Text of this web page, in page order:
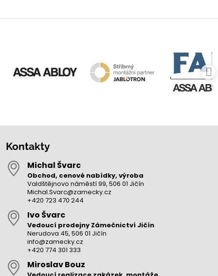
Kontakty
Michal Švarc
Obchod, cenové nabídky, výroba
Valdštějnovo náměstí 99, 506 01 Jičín
Michal.Svarc@zamecky.cz
+420 723 470 244
Ivo Švarc
Vedoucí prodejny Zámečnictví Jičín
Nerudova 45, 506 01 Jičín
info@zamecky.cz
+420 774 301 333
Miroslav Bouz